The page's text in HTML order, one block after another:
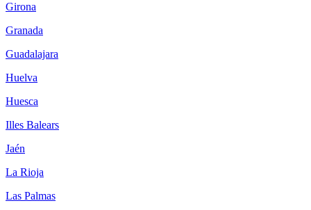
Girona
Granada
Guadalajara
Huelva
Huesca
Illes Balears
Jaén
La Rioja
Las Palmas